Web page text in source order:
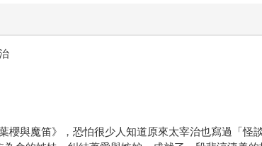
魔笛》，恐怕很少人知道原來太宰治也寫過「怪